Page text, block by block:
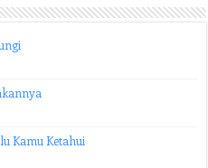
Kamu Ketahui